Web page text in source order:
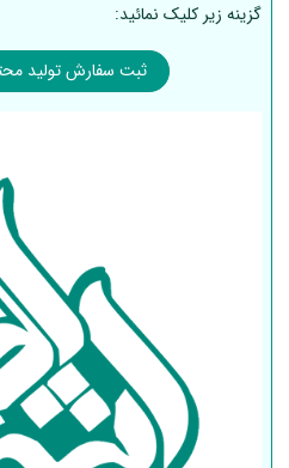
گزینه زیر کلیک نمائید:
ثبت سفارش تولید